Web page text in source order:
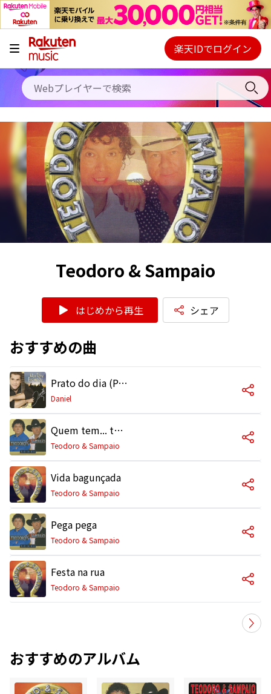
キャンペーン
料金プラン
使い方
初回30日間無料お試し
Webプレイヤー
ご契約内容の確認・変更
楽天IDでログイン
Teodoro & Sampaio
はじめから再生 シェア
おすすめの曲
Prato do dia (Participação especial de Teodoro & Sampaio)
Daniel
Quem tem... tem medo
Teodoro & Sampaio
Vida bagunçada
Teodoro & Sampaio
Pega pega
Teodoro & Sampaio
Festa na rua
Teodoro & Sampaio
おすすめのアルバム